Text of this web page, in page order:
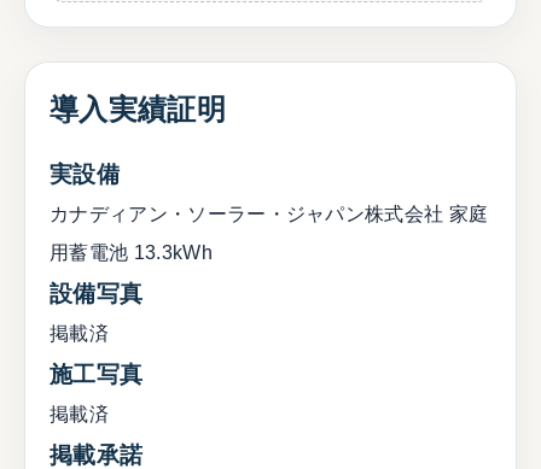
導入実績証明
実設備
カナディアン・ソーラー・ジャパン株式会社 家庭
用蓄電池 13.3kWh
設備写真
掲載済
施工写真
掲載済
掲載承諾